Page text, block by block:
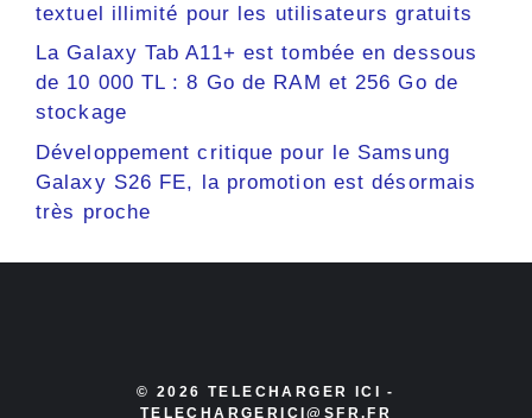
textuel illimité pour les utilisateurs gratuits
La Galaxy Tab A11+ est tombée en dessous
de 10 000 TL : 8 Go de RAM et 256 Go de
stockage
Développement critique pour le Samsung
Galaxy S26 FE, la promotion est désormais
très proche
© 2026 TELECHARGER ICI -
TELECHARGERICI@SFR.FR